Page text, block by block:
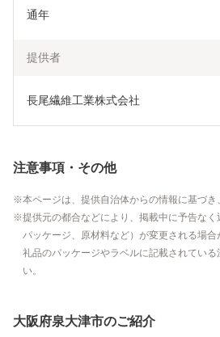
通年
提供者
長尾繊維工業株式会社
注意事項・その他
本ページは、提供自治体からの情報に基づき
提供元の都合などにより、掲載中に予告なく
パッケージ、原材料など）が変更される場
礼品のパッケージやラベルに記載されてい
い。
大阪府泉大津市のご紹介